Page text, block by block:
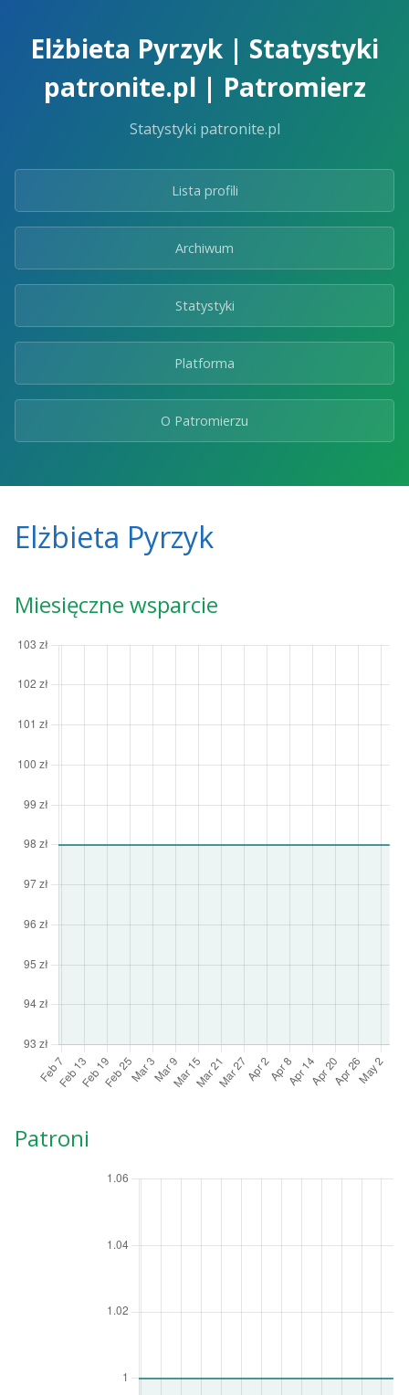
Elżbieta Pyrzyk | Statystyki
patronite.pl | Patromierz
Statystyki patronite.pl
Lista profili
Archiwum
Statystyki
Platforma
O Patromierzu
Elżbieta Pyrzyk
Miesięczne wsparcie
Patroni